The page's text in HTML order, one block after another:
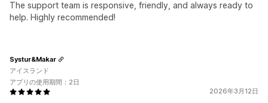
The support team is responsive, friendly, and always ready to
help. Highly recommended!
2026年3月12日
Systur&Makar
アイスランド
アプリの使用期間：2日